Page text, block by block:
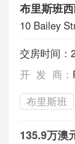
布里斯班
10 Bailey
交房时间：
开 发 商：
布里斯班
135.9万澳